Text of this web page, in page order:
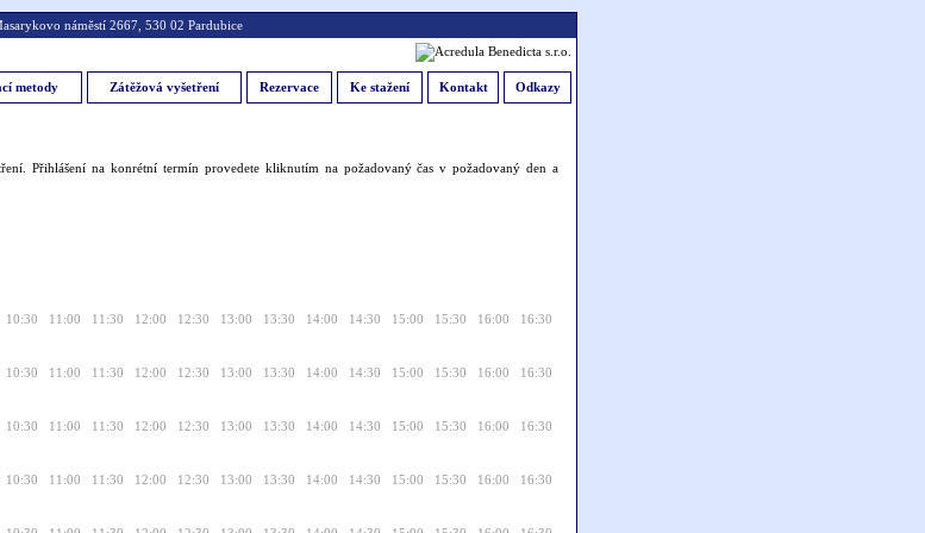
náměstí 2667, 530 02 Pardubice
metody Zátěžová vyšetření Rezervace Ke stažení Kontakt Odkazy
Přihlášení na konrétní termín provedete kliknutím na požadovaný čas v požadovaný den a
10:30 11:00 11:30 12:00 12:30 13:00 13:30 14:00 14:30 15:00 15:30 16:00
16:30
10:30 11:00 11:30 12:00 12:30 13:00 13:30 14:00 14:30 15:00 15:30 16:00
16:30
10:30 11:00 11:30 12:00 12:30 13:00 13:30 14:00 14:30 15:00 15:30 16:00
16:30
10:30 11:00 11:30 12:00 12:30 13:00 13:30 14:00 14:30 15:00 15:30 16:00
16:30